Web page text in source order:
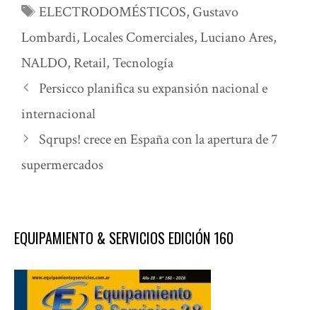
Etiquetas
ELECTRODOMÉSTICOS, Gustavo
Lombardi,Locales Comerciales,Luciano Ares,
NALDO, Retail,Tecnología
Persicco planifica su expansión nacional e
internacional
Sqrups! crece en España con la apertura de 7
supermercados
EQUIPAMIENTO & SERVICIOS EDICIÓN 160